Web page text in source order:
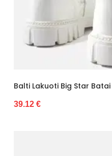
Balti Lakuoti Big Star
39.12 €